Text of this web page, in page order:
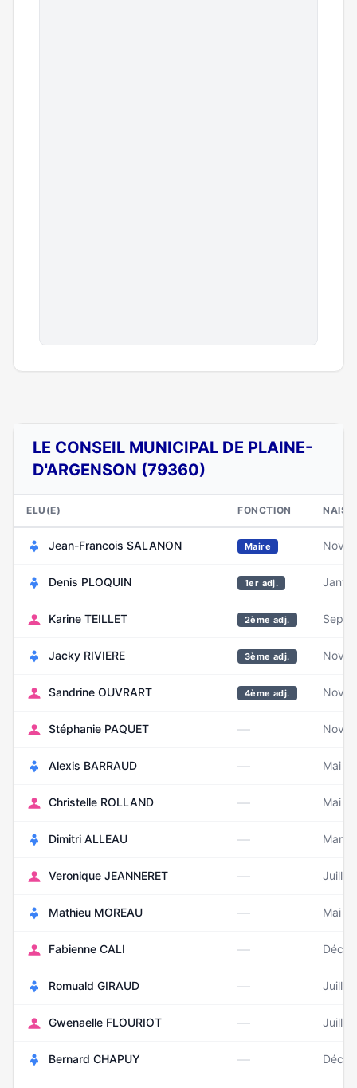
LE CONSEIL MUNICIPAL DE PLAINE-
D'ARGENSON (79360)
ELU(E) FONCTION
Jean-Francois SALANON Maire
Denis PLOQUIN 1er adj.
Karine TEILLET 2ème adj.
Jacky RIVIERE 3ème adj.
Sandrine OUVRART 4ème adj.
Stéphanie PAQUET —
Alexis BARRAUD — Mai
Christelle ROLLAND — Mai
Dimitri ALLEAU — Mars
Veronique JEANNERET — Juillet
Mathieu MOREAU — Mai
Fabienne CALI —
Romuald GIRAUD — Juillet
Gwenaelle FLOURIOT — Juillet
Bernard CHAPUY —